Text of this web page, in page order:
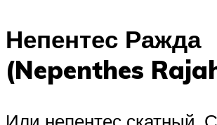
Непентес Ражда
(Nepenthes